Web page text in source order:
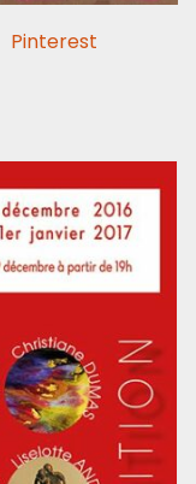
Pinterest